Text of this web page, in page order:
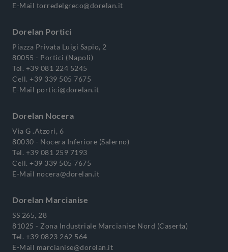
E-Mail torredelgreco@dorelan.it
Dorelan Portici
Piazza Privata Luigi Sapio, 2
80055 - Portici (Napoli)
Tel. +39 081 224 5245
Cell. +39 339 505 7675
E-Mail portici@dorelan.it
Dorelan Nocera
Via G .Atzori, 6
80030 - Nocera Inferiore (Salerno)
Tel. +39 081 259 7193
Cell. +39 339 505 7675
E-Mail nocera@dorelan.it
Dorelan Marcianise
SS 265, 28
81025 - Zona Industriale Marcianise Nord (Caserta)
Tel. +39 0823 262 564
E-Mail marcianise@dorelan.it